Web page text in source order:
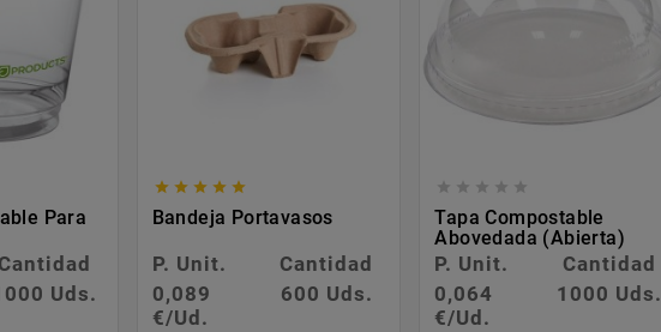
Para
Cantidad
Uds.
    
Bandeja Portavasos
P. Unit.
Cantidad
0,089
€/Ud.
600 Uds.
    
Tapa Compostable
Abovedada (abierta)
P. Unit.
Cantidad
0,064
€/Ud.
1000 Uds.